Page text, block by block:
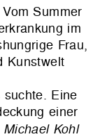
Summer
im
Frau,
Kunstwelt
suchte. Eine
einer
Michael Kohl